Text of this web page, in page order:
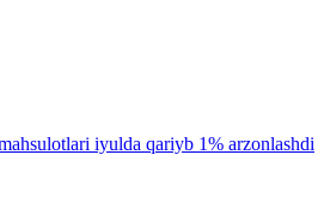
iyulda qariyb 1% arzonlashdi